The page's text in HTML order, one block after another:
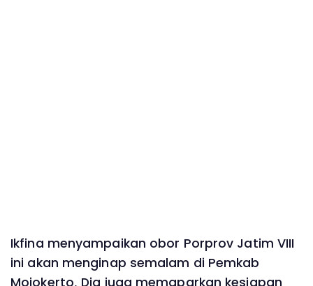
Ikfina menyampaikan obor Porprov Jatim VIII
ini akan menginap semalam di Pemkab
Mojokerto. Dia juga memaparkan kesiapan